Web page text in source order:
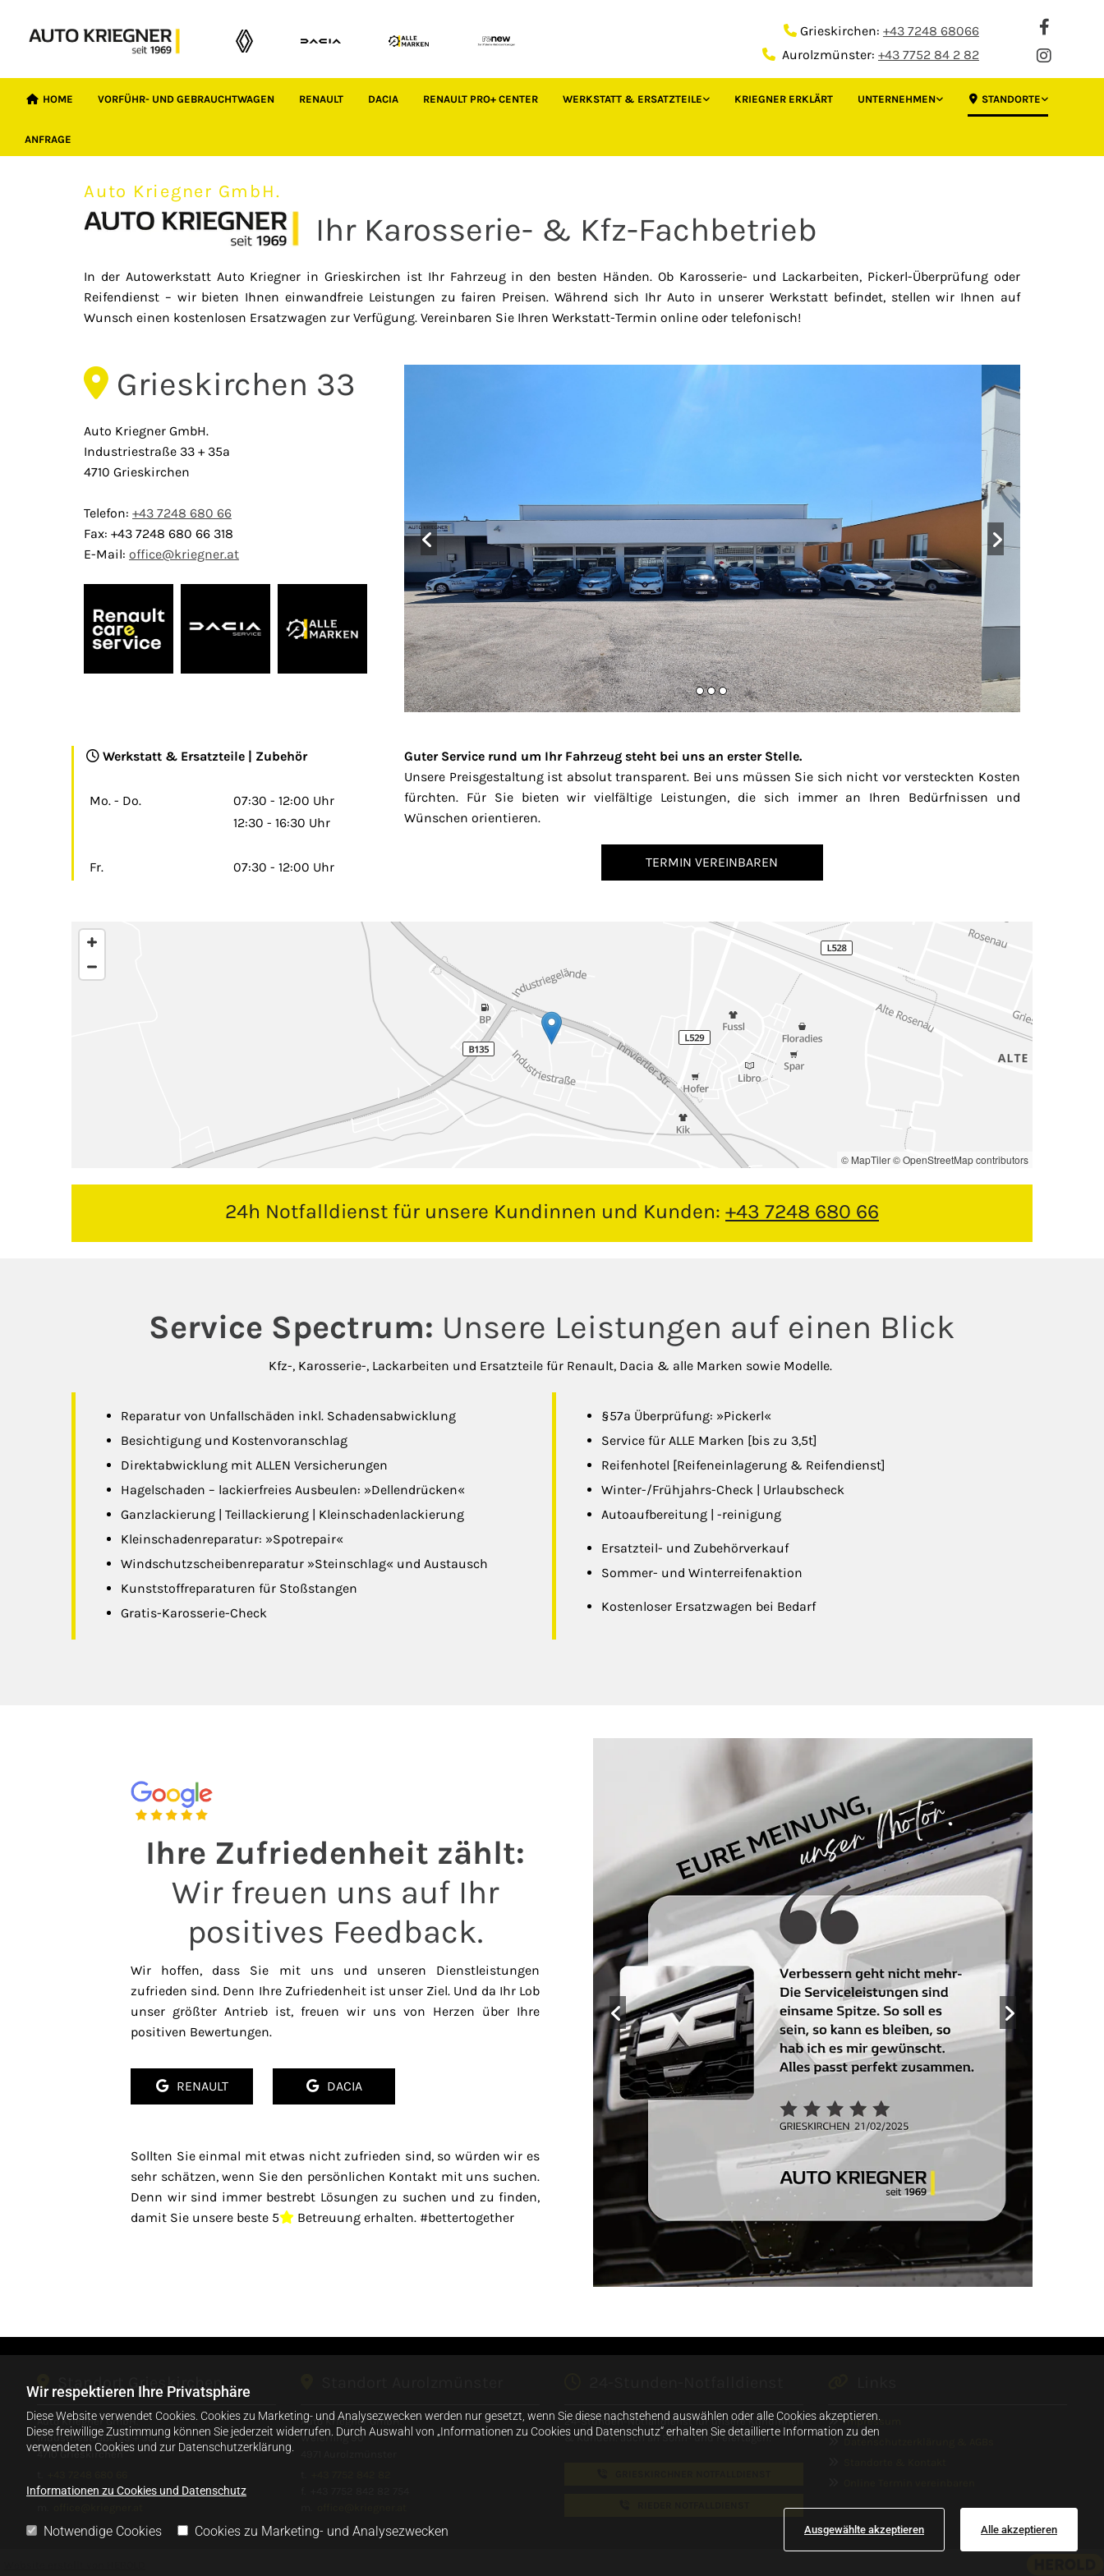
Wir respektieren Ihre Privatsphäre
Diese Website verwendet Cookies. Cookies zu Marketing- und Analysezwecken werden nur gesetzt, wenn Sie diese nachstehend auswählen oder alle Cookies akzeptieren.
Diese freiwillige Zustimmung können Sie jederzeit widerrufen. Durch Auswahl von „Informationen zu Cookies und Datenschutz“ erhalten Sie detaillierte Information zu den
verwendeten Cookies und zur Datenschutzerklärung.
Informationen zu Cookies und Datenschutz
Notwendige Cookies Cookies zu Marketing- und Analysezwecken Ausgewählte akzeptieren Alle akzeptieren
 Grieskirchen: +43 7248 68066
 Aurolzmünster: +43 7752 84 2 82
HOME VORFÜHR- UND GEBRAUCHTWAGEN RENAULT DACIA RENAULT PRO+ CENTER WERKSTATT & ERSATZTEILE KRIEGNER ERKLÄRT UNTERNEHMEN STANDORTE
ANFRAGE
Auto Kriegner GmbH.
Ihr Karosserie- & Kfz-Fachbetrieb
In der Autowerkstatt Auto Kriegner in Grieskirchen ist Ihr Fahrzeug in den besten Händen. Ob Karosserie- und Lackarbeiten, Pickerl-Überprüfung oder
Reifendienst – wir bieten Ihnen einwandfreie Leistungen zu fairen Preisen. Während sich Ihr Auto in unserer Werkstatt befindet, stellen wir Ihnen auf
Wunsch einen kostenlosen Ersatzwagen zur Verfügung. Vereinbaren Sie Ihren Werkstatt-Termin online oder telefonisch!
 Grieskirchen 33
Auto Kriegner GmbH.
Industriestraße 33 + 35a
4710 Grieskirchen
Telefon: +43 7248 680 66
Fax: +43 7248 680 66 318
E-Mail: office@kriegner.at
 Werkstatt & Ersatzteile | Zubehör
Mo. - Do.
07:30 - 12:00 Uhr
12:30 - 16:30 Uhr
Fr. 07:30 - 12:00 Uhr
Guter Service rund um Ihr Fahrzeug steht bei uns an erster Stelle.
Unsere Preisgestaltung ist absolut transparent. Bei uns müssen Sie sich nicht vor versteckten Kosten
fürchten. Für Sie bieten wir vielfältige Leistungen, die sich immer an Ihren Bedürfnissen und
Wünschen orientieren.
TERMIN VEREINBAREN
© MapTiler© OpenStreetMap contributors
24h Notfalldienst für unsere Kundinnen und Kunden: +43 7248 680 66
Service Spectrum: Unsere Leistungen auf einen Blick
Kfz-, Karosserie-, Lackarbeiten und Ersatzteile für Renault, Dacia & alle Marken sowie Modelle.
Reparatur von Unfallschäden inkl. Schadensabwicklung
Besichtigung und Kostenvoranschlag
Direktabwicklung mit ALLEN Versicherungen
Hagelschaden – lackierfreies Ausbeulen: »Dellendrücken«
Ganzlackierung | Teillackierung | Kleinschadenlackierung
Kleinschadenreparatur: »Spotrepair«
Windschutzscheibenreparatur »Steinschlag« und Austausch
Kunststoffreparaturen für Stoßstangen
Gratis-Karosserie-Check
§57a Überprüfung: »Pickerl«
Service für ALLE Marken [bis zu 3,5t]
Reifenhotel [Reifeneinlagerung & Reifendienst]
Winter-/Frühjahrs-Check | Urlaubscheck
Autoaufbereitung | -reinigung
Ersatzteil- und Zubehörverkauf
Sommer- und Winterreifenaktion
Kostenloser Ersatzwagen bei Bedarf
Ihre Zufriedenheit zählt:
Wir freuen uns auf Ihr
positives Feedback.
Wir hoffen, dass Sie mit uns und unseren Dienstleistungen
zufrieden sind. Denn Ihre Zufriedenheit ist unser Ziel. Und da Ihr Lob
unser größter Antrieb ist, freuen wir uns von Herzen über Ihre
positiven Bewertungen.
RENAULT DACIA
Sollten Sie einmal mit etwas nicht zufrieden sind, so würden wir es
sehr schätzen, wenn Sie den persönlichen Kontakt mit uns suchen.
Denn wir sind immer bestrebt Lösungen zu suchen und zu finden,
damit Sie unsere beste 5 Betreuung erhalten. #bettertogether
 Standort Grieskirchen
Auto Kriegner GmbH.
Industriestraße 33 + 35a
4710 Grieskirchen
f. +43 7248 680 66 318
Auto Kriegner GmbH.
Weierfing 90
24-Stunden-Notfalldienst für unsere Kundinnen
& Kunden: auch an Sonn- und Feiertagen:
 Impressum